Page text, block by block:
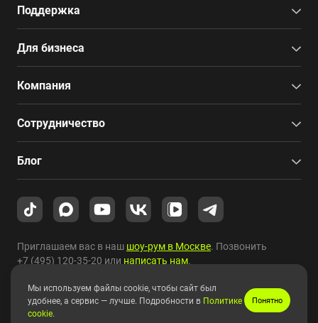
Поддержка
Для бизнеса
Компания
Сотрудничество
Блог
Приглашаем вас в наш шоу-рум в Москве. Позвонить
+7 (495) 120-35-20 или написать нам.
Copyright © 2010-2026 HYPERPC.
Мы используем файлы cookie, чтобы сайт был
удобнее, а сервис — лучше. Подробности в Политике
cookie.
Понятно